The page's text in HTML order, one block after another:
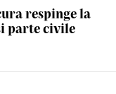
respinge la
parte civile